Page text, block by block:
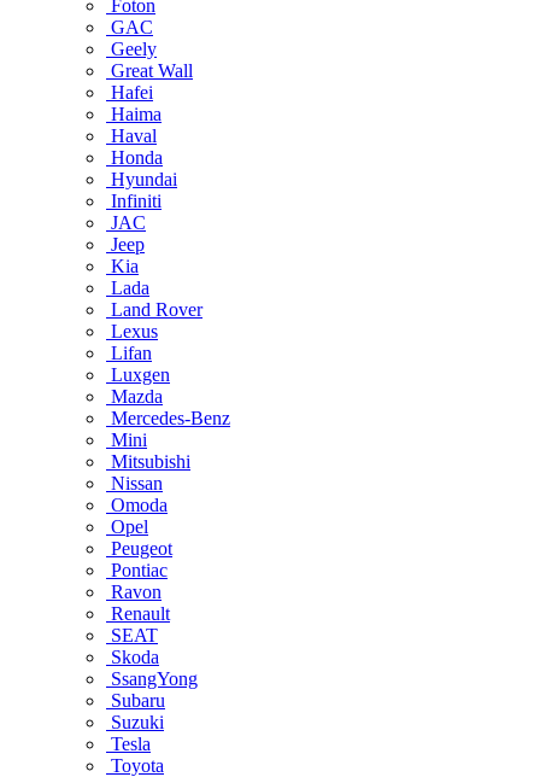
Foton
GAC
Geely
Great Wall
Hafei
Haima
Haval
Honda
Hyundai
Infiniti
JAC
Jeep
Kia
Lada
Land Rover
Lexus
Lifan
Luxgen
Mazda
Mercedes-Benz
Mini
Mitsubishi
Nissan
Omoda
Opel
Peugeot
Pontiac
Ravon
Renault
SEAT
Skoda
SsangYong
Subaru
Suzuki
Tesla
Toyota